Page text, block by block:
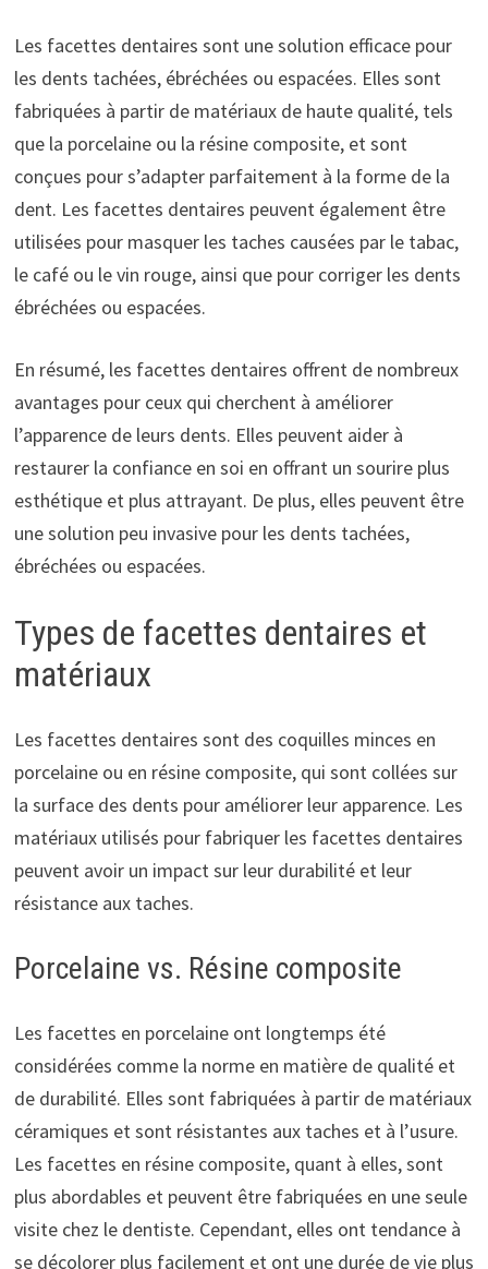
Les facettes dentaires sont une solution efficace pour
les dents tachées, ébréchées ou espacées. Elles sont
fabriquées à partir de matériaux de haute qualité, tels
que la porcelaine ou la résine composite, et sont
conçues pour s’adapter parfaitement à la forme de la
dent. Les facettes dentaires peuvent également être
utilisées pour masquer les taches causées par le tabac,
le café ou le vin rouge, ainsi que pour corriger les dents
ébréchées ou espacées.
En résumé, les facettes dentaires offrent de nombreux
avantages pour ceux qui cherchent à améliorer
l’apparence de leurs dents. Elles peuvent aider à
restaurer la confiance en soi en offrant un sourire plus
esthétique et plus attrayant. De plus, elles peuvent être
une solution peu invasive pour les dents tachées,
ébréchées ou espacées.
Types de facettes dentaires et
matériaux
Les facettes dentaires sont des coquilles minces en
porcelaine ou en résine composite, qui sont collées sur
la surface des dents pour améliorer leur apparence. Les
matériaux utilisés pour fabriquer les facettes dentaires
peuvent avoir un impact sur leur durabilité et leur
résistance aux taches.
Porcelaine vs. Résine composite
Les facettes en porcelaine ont longtemps été
considérées comme la norme en matière de qualité et
de durabilité. Elles sont fabriquées à partir de matériaux
céramiques et sont résistantes aux taches et à l’usure.
Les facettes en résine composite, quant à elles, sont
plus abordables et peuvent être fabriquées en une seule
visite chez le dentiste. Cependant, elles ont tendance à
se décolorer plus facilement et ont une durée de vie plus